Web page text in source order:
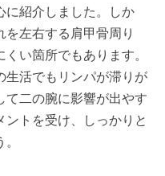
に紹介しました。しか
を左右する肩甲骨周り
い箇所でもあります。
生活でもリンパが滞りが
て二の腕に影響が出やす
トを受け、しっかりと